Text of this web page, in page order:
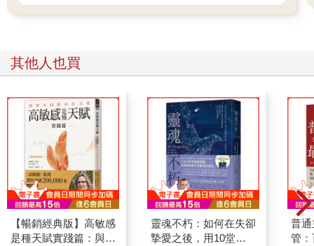
其他人也買
【暢銷經典版】高敏感
是種天賦實踐篇：與眾
靈魂不朽：如何在失卻
摯愛之後，用10堂課
普
管